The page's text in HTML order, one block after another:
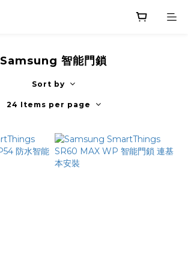
Samsung 智能門鎖
Sort by
24 Items per page